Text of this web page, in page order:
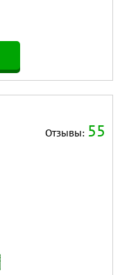
Отзывы: 55